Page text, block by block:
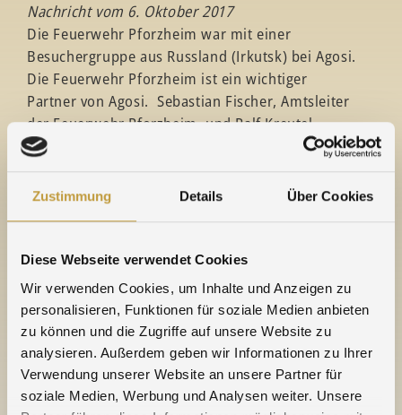
Zustimmung Details Über Cookies
Diese Webseite verwendet Cookies
Wir verwenden Cookies, um Inhalte und Anzeigen zu
personalisieren, Funktionen für soziale Medien anbieten
zu können und die Zugriffe auf unsere Website zu
analysieren. Außerdem geben wir Informationen zu Ihrer
Verwendung unserer Website an unsere Partner für
soziale Medien, Werbung und Analysen weiter. Unsere
Nachricht vom 6. Oktober 2017
Die Feuerwehr Pforzheim war mit einer
Besuchergruppe aus Russland (Irkutsk) bei Agosi.
Die Feuerwehr Pforzheim ist ein wichtiger
Partner von Agosi. Sebastian Fischer, Amtsleiter
der Feuerwehr Pforzheim, und Ralf Kreutel,
ebenfalls bei der Feuerwehr, kamen am Freitag, 6.
Die russischen Gäste sind bei der Feuerwehr in
Imagefilm, der sehr anschaulich die Arbeit von
Agosi als Kreislaufanbieter zeigt. Danach ging es in
die Logistik, hier war der Leiter von TQM und
Services, Karl-Heinz Flach, für die Führung
zuständig. Den zweiten Part übernahm Dr. Peter
Tews, Leiter der Produktion Halbzeuge, der
durch einen Teil der Produktion,